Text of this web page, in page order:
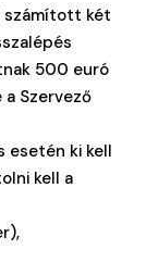
számított két
500 euró
Szervező
esetén ki kell
kell a